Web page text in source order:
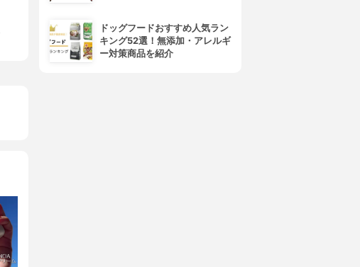
ドッグフードおすすめ人気ラン
キング52選！無添加・アレルギ
ー対策商品を紹介